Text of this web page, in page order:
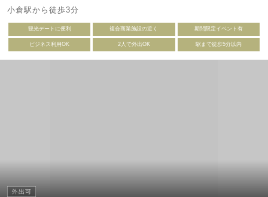
小倉駅から徒歩3分
観光デートに便利 複合商業施設の近く 期間限定イベント有
ビジネス利用OK 2人で外出OK 駅まで徒歩5分以内